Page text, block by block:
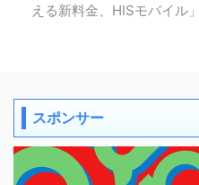
える新料金、HISモバイル」
スポンサー